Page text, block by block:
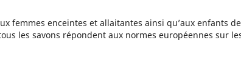
femmes enceintes et allaitantes ainsi qu’aux enfants
les savons répondent aux normes européennes sur